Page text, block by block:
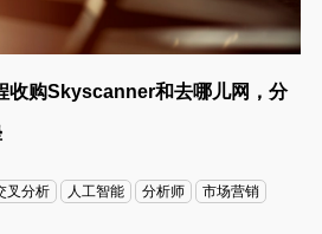
收购Skyscanner和去哪儿网，分
叉分析 人工智能 分析师
市场营销